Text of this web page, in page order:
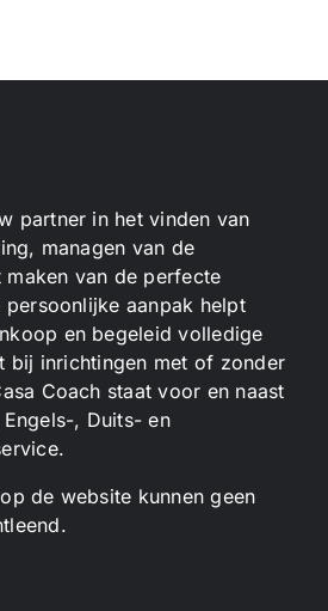
partner in het vinden van
managen van de
van de perfecte
aanpak helpt
en begeleid volledige
bij inrichtingen met of zonder
Coach staat voor en naast
, Duits- en
de website kunnen geen